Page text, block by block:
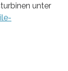
unter